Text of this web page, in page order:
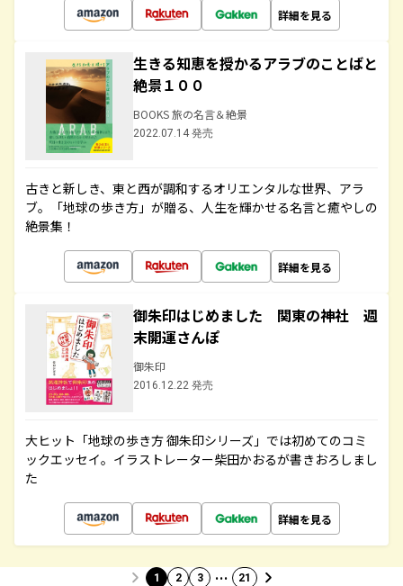
詳細を見る
生きる知恵を授かるアラブのことばと
絶景１００
BOOKS 旅の名言＆絶景
2022.07.14 発売
古きと新しき、東と西が調和するオリエンタルな世界、アラ
ブ。「地球の歩き方」が贈る、人生を輝かせる名言と癒やしの
絶景集！
詳細を見る
御朱印はじめました 関東の神社 週
末開運さんぽ
御朱印
2016.12.22 発売
大ヒット「地球の歩き方 御朱印シリーズ」では初めてのコミ
ックエッセイ。イラストレーター柴田かおるが書きおろしまし
た
詳細を見る
1 2 3 … 21